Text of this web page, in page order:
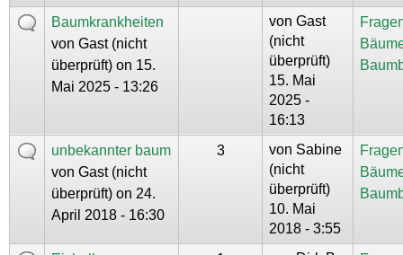
Baumkrankheiten
von Gast (nicht
überprüft) on 15.
Mai 2025 - 13:26
von Gast
(nicht
überprüft)
15. Mai
2025 -
16:13
unbekannter baum
von Gast (nicht
überprüft) on 24.
April 2018 - 16:30
3 von Sabine
(nicht
überprüft)
10. Mai
2018 - 3:55